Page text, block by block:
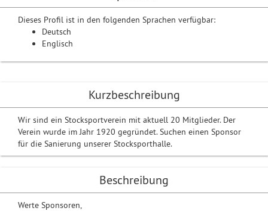
Kurzbeschreibung
Wir sind ein Stocksportverein mit aktuell 20 Mitglieder. Der
Verein wurde im Jahr 1920 gegründet. Suchen einen Sponsor
für die Sanierung unserer Stocksporthalle.
Beschreibung
Werte Sponsoren,
Dieses Profil ist in den folgenden Sprachen verfügbar:
Deutsch
Englisch